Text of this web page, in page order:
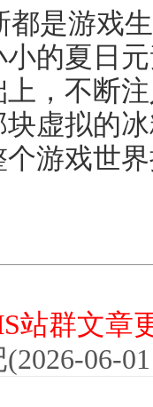
都是游戏
的夏日
，不断
虚拟的
游戏世
站群文章
06-